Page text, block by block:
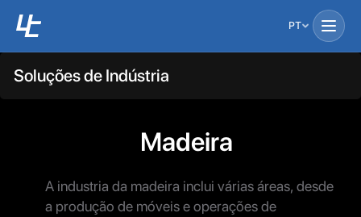
PT
Soluções de Indústria
Madeira
A industria da madeira inclui várias áreas, desde
a produção de móveis e operações de